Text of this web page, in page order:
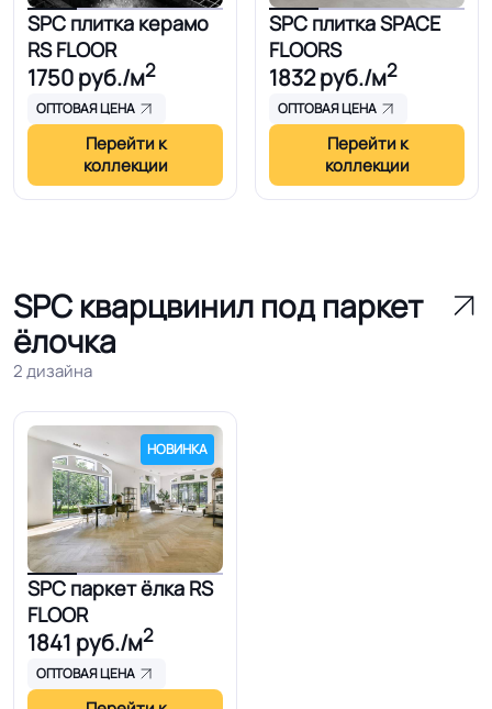
SPC плитка керамо
RS FLOOR
1750руб./м2
ОПТОВАЯ ЦЕНА
Перейти к
коллекции
SPC плитка SPACE
FLOORS
1832руб./м2
ОПТОВАЯ ЦЕНА
Перейти к
коллекции
SPC кварцвинил под паркет
ёлочка
2 дизайна
НОВИНКА
SPC паркет ёлка RS
FLOOR
1841 руб./м2
ОПТОВАЯ ЦЕНА